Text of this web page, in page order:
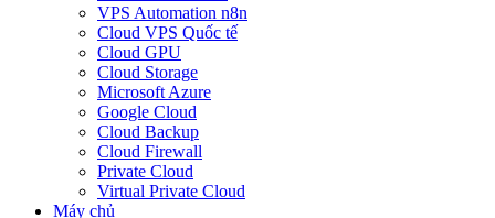
VPS Automation n8n
Cloud VPS Quốc tế
Cloud GPU
Cloud Storage
Microsoft Azure
Google Cloud
Cloud Backup
Cloud Firewall
Private Cloud
Virtual Private Cloud
Máy chủ